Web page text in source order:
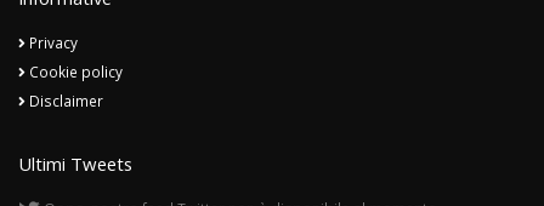
Privacy
Cookie policy